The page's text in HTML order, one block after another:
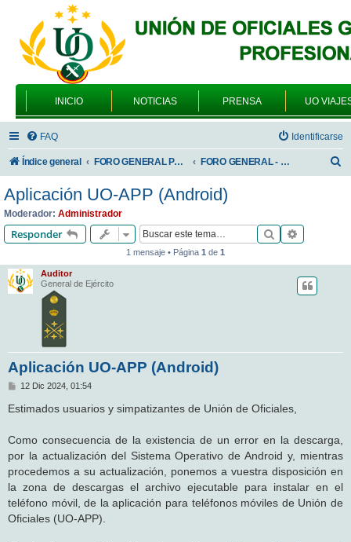
INICIO NOTICIAS PRENSA UO
FAQ Identificarse
Índice general FORO GENERAL PARA TODOS LOS USUARIOS FORO GENERAL - VARIEDADES
r
Aplicación UO-APP (Android)
Moderador: Administrador
Responder Buscar
1 mensaje • Página 1 de 1
Auditor
General de Ejército
Aplicación UO-APP (Android)
M
n
s
e
12 Dic 2024, 01:54
Estimados usuarios y simpatizantes de Unión de Oficiales,
Como consecuencia de la existencia de un error en la descarga,
por la actualización del Sistema Operativo de Android y, mientras
procedemos a su actualización, ponemos a vuestra disposición en
la zona de descargas el archivo ejecutable para instalar en el
teléfono móvil, de la aplicación para teléfonos móviles de Unión de
Oficiales (UO-APP).